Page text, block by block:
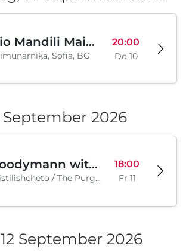
Trio Mandili Maimunarnika- Sofia
Sofia, BG
20:00
Do 10
September 2026
Moodymann with special guests
Chistilishcheto / The Purgatory, Sofia, BG
18:00
Fr 11
September 2026